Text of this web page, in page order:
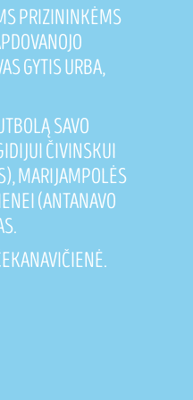
PRIZININKĖMS
GYTIS URBA,
SAVO
ČIVINSKUI
MARIJAMPOLĖS
(ANTANAVO